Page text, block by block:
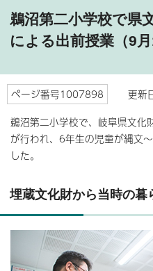
鵜沼第二小学校で県
による出前授業（9月
ページ番号1007898
更新
鵜沼第二小学校で、岐阜県文化
が行われ、6年生の児童が縄文
した。
埋蔵文化財から当時の暮